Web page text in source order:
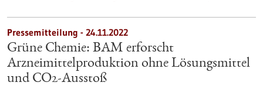
Pressemitteilung - 24.11.2022
Grüne Chemie: BAM erforscht
Arzneimittelproduktion ohne Lösungsmittel
und CO2-Ausstoß